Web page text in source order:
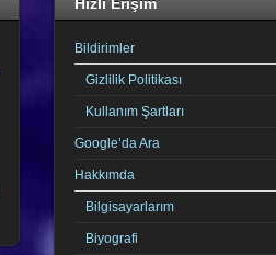
Bildirimler
Gizlilik Politikası
Kullanım Şartları
Google’da Ara
Hakkımda
Bilgisayarlarım
Biyografi